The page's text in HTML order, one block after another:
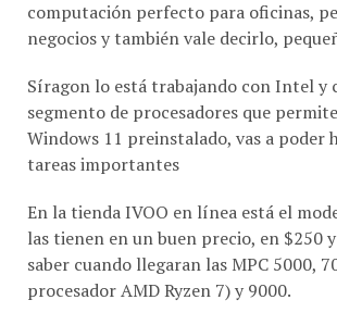
negocios y también vale decirlo,
segmento de procesadores que
Windows 11 preinstalado, vas a poder
tareas importantes
las tienen en un buen precio, en $250
saber cuando llegaran las MPC 5000,
procesador AMD Ryzen 7) y 9000.